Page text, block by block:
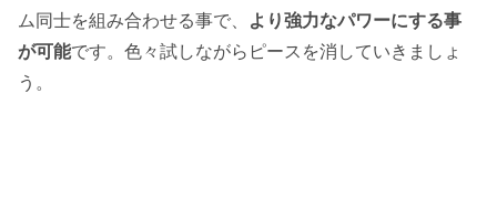
ム同士を組み合わせる事で、 より強力なパワーにする事
が可能です。色々試しながらピースを消していきましょ
う。